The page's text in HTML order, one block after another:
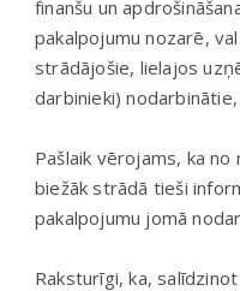
finanšu un
pakalpojumu nozarē,
strādājošie, lielajos
darbinieki)
Pašlaik vērojams, ka
biežāk strādā tieši
pakalpojumu jomā
Raksturīgi, ka,